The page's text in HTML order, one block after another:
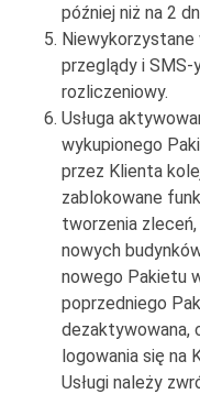
później niż na 2
przeglądy i SMS-
rozliczeniowy.
Usługa
wykupionego
przez Klienta
zablokowane
tworzenia
nowych
nowego Pakietu
poprzedniego
dezaktywowana,
logowania się na
Usługi należy